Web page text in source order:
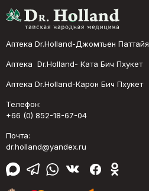
Аптека Dr.Holland-Джомтьен Паттайя
Аптека Dr.Holland- Ката Бич Пхукет
Аптека Dr.Holland-Карон Бич Пхукет
Телефон:
+66 (0) 852-18-67-04
Почта:
dr.holland@yandex.ru